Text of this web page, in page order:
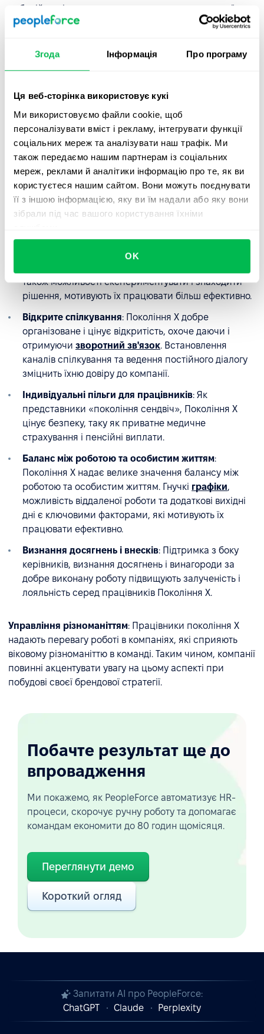
Згода Інформація Про програму
Ця веб-сторінка використовує кукі
Ми використовуємо файли cookie, щоб
персоналізувати вміст і рекламу, інтегрувати функції
соціальних мереж та аналізувати наш трафік. Ми
також передаємо нашим партнерам із соціальних
мереж, реклами й аналітики інформацію про те, як ви
користуєтеся нашим сайтом. Вони можуть поєднувати
її з іншою інформацією, яку ви їм надали або яку вони
зібрали під час вашого користування їхніми
OK
робочій силі ще довго, тому важливо враховувати їх
специфічні потреби для максимізації їх
звернути увагу:
Покоління X
підвищуються на посаді рідше
професійний розвиток не є їх головною мотивацією
для зміни роботи. Тим не менш, вони прагнуть
зростати через зовнішнє навчання та коучинг, а не
через внутрішні тренінги. Отже, компанії повинні
сприяти їхній участі в галузевих конференціях,
робочих групах, семінарах, майстер-класах та
професійних організаціях.
Покоління X виросло в епоху до інтернету, вони
добре розбираються в технологіях. Сучасні
також можливості експериментувати і знаходити
рішення, мотивують їх працювати більш ефективно.
Відкрите спілкування: Покоління X добре
організоване і цінує відкритість, охоче даючи і
отримуючи зворотний зв'язок. Встановлення
каналів спілкування та ведення постійного діалогу
зміцнить їхню довіру до компанії.
Індивідуальні пільги для працівників: Як
представники «покоління сендвіч», Покоління X
цінує безпеку, таку як приватне медичне
страхування і пенсійні виплати.
Баланс між роботою та особистим життям:
Покоління X надає велике значення балансу між
роботою та особистим життям. Гнучкі графіки,
можливість віддаленої роботи та додаткові вихідні
дні є ключовими факторами, які мотивують їх
працювати ефективно.
Визнання досягнень і внесків: Підтримка з боку
керівників, визнання досягнень і винагороди за
добре виконану роботу підвищують залученість і
лояльність серед працівників Покоління X.
Управління різноманіттям: Працівники покоління X
надають перевагу роботі в компаніях, які сприяють
віковому різноманіттю в команді. Таким чином, компанії
повинні акцентувати увагу на цьому аспекті при
побудові своєї брендової стратегії.
Побачте результат ще до
впровадження
Ми покажемо, як PeopleForce автоматизує HR-
процеси, скорочує ручну роботу та допомагає
командам економити до 80 годин щомісяця.
Переглянути демо
Короткий огляд
Запитати AI про PeopleForce:
ChatGPT
Claude Perplexity